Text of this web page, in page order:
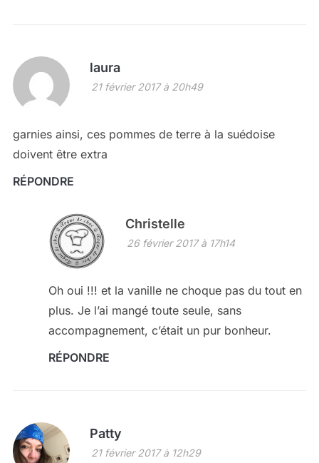
laura
21 février 2017 à 20h49
garnies ainsi, ces pommes de terre à la suédoise
doivent être extra
RÉPONDRE
Christelle
26 février 2017 à 17h14
Oh oui !!! et la vanille ne choque pas du tout en
plus. Je l’ai mangé toute seule, sans
accompagnement, c’était un pur bonheur.
RÉPONDRE
Patty
21 février 2017 à 12h29